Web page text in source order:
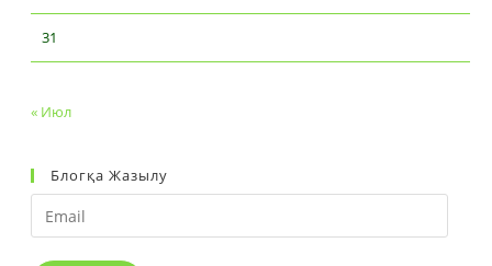
31
« Июл
Блогқа Жазылу
Email